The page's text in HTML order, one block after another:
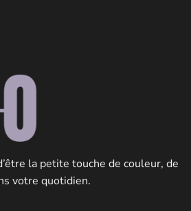
la petite touche de couleur, de
votre quotidien.